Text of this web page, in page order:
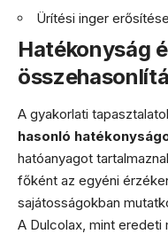
Ürítési inger erősítése
Hatékonyság
A gyakorlati
hasonló
hatóanyagot
főként az egyéni
sajátosságokban
A Dulcolax, mint eredeti